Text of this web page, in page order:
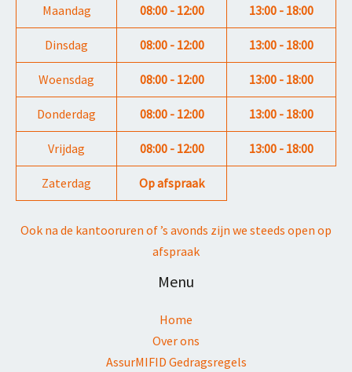
Maandag 08:00 - 12:00 13:00 - 18:00
Dinsdag 08:00 - 12:00 13:00 - 18:00
Woensdag 08:00 - 12:00 13:00 - 18:00
Donderdag 08:00 - 12:00 13:00 - 18:00
Vrijdag 08:00 - 12:00 13:00 - 18:00
Zaterdag Op afspraak
Ook na de kantooruren of ’s avonds zijn we steeds open op
afspraak
Menu
Home
Over ons
AssurMIFID Gedragsregels